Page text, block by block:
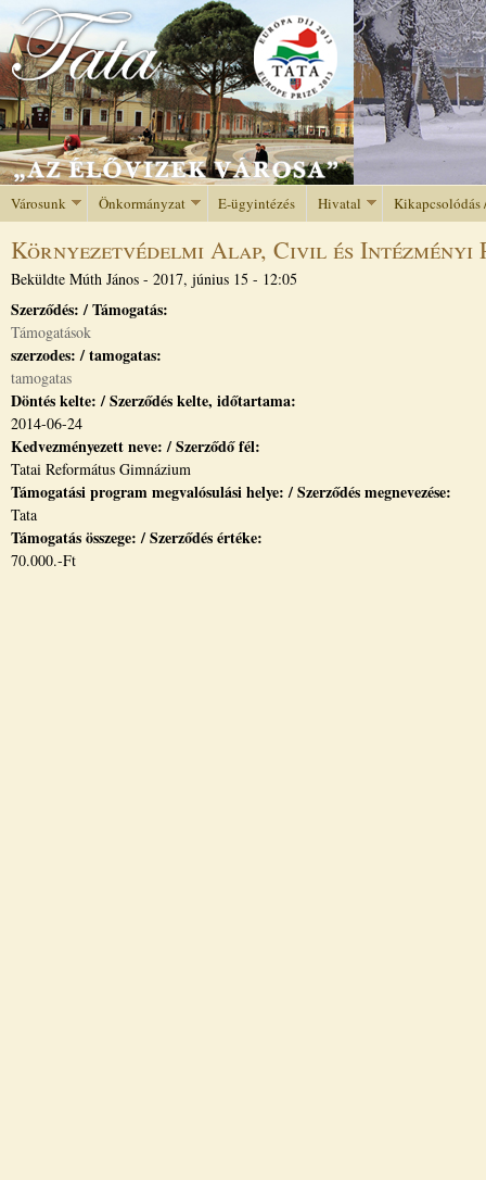
Jump to navigation
Városunk Önkormányzat E-ügyintézés Hivatal Kikapcsolódás
Környezetvédelmi Alap, Civil és Intézményi
Beküldte Múth János - 2017, június 15 - 12:05
Szerződés: / Támogatás:
Támogatások
szerzodes: / tamogatas:
tamogatas
Döntés kelte: / Szerződés kelte, időtartama:
2014-06-24
Kedvezményezett neve: / Szerződő fél:
Tatai Református Gimnázium
Támogatási program megvalósulási helye: / Szerződés megnevezése:
Tata
Támogatás összege: / Szerződés értéke:
70.000.-Ft